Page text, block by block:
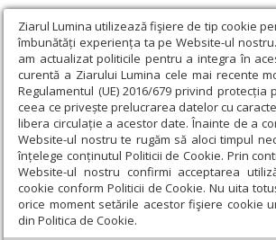
Ziarul Lumina utilizează fişiere de tip cookie
îmbunătăți experiența ta pe Website-ul
am actualizat politicile pentru a integra în
curentă a Ziarului Lumina cele mai recente
Regulamentul (UE) 2016/679 privind
ceea ce privește prelucrarea datelor cu
libera circulație a acestor date. Înainte de a
Website-ul nostru te rugăm să aloci timpul
înțelege conținutul Politicii de Cookie. Prin
Website-ul nostru confirmi acceptarea
cookie conform Politicii de Cookie. Nu uita
orice moment setările acestor fişiere cookie
din Politica de Cookie.
Ziarul Lumina › Actualitate religioasă › Știri ›
pentru copii și vârstnici la o biserică din Capitală
Bucuria Crăciunului pentru
vârstnici la o biserică din